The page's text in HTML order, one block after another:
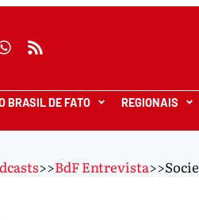
BRASIL DE FATO REGIONAIS
>>BdF Entrevista>>